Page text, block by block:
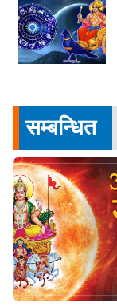
सम्बन्धित